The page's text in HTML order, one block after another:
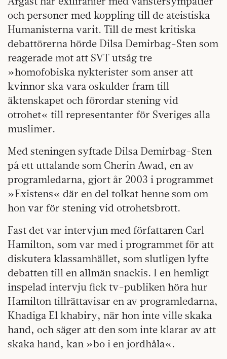
och personer med koppling till de ateistiska
Humanisterna varit. Till de mest kritiska
debattörerna hörde Dilsa Demirbag-Sten som
reagerade mot att SVT utsåg tre
»homofobiska nykterister som anser att
kvinnor ska vara oskulder fram till
äktenskapet och förordar stening vid
otrohet« till representanter för Sveriges alla
muslimer.
Med steningen syftade Dilsa Demirbag-Sten
på ett uttalande som Cherin Awad, en av
programledarna, gjort år 2003 i programmet
»Existens« där en del tolkat henne som om
hon var för stening vid otrohetsbrott.
Fast det var intervjun med författaren Carl
Hamilton, som var med i programmet för att
diskutera klassamhället, som slutligen lyfte
debatten till en allmän snackis. I en hemligt
inspelad intervju fick tv-publiken höra hur
Hamilton tillrättavisar en av programledarna,
Khadiga El khabiry, när hon inte ville skaka
hand, och säger att den som inte klarar av att
skaka hand, kan »bo i en jordhåla«.